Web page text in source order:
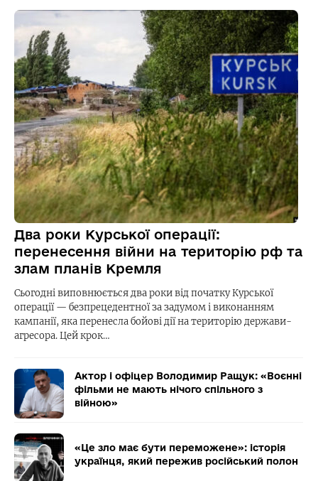
Два роки Курської операції:
перенесення війни на територію рф та
злам планів Кремля
Сьогодні виповнюється два роки від початку Курської
операції — безпрецедентної за задумом і виконанням
кампанії, яка перенесла бойові дії на територію держави-
агресора. Цей крок…
Актор і офіцер Володимир Ращук: «Воєнні
фільми не мають нічого спільного з
війною»
«Це зло має бути переможене»: історія
українця, який пережив російський полон